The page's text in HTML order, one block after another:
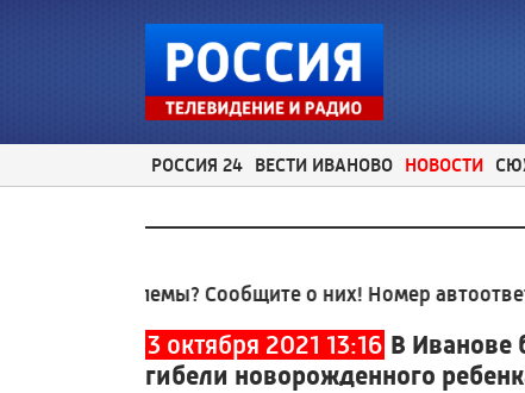
РОССИЯ 24 ВЕСТИ ИВАНОВО НОВОСТИ
проблемы? Сообщите о них! Номер автоответчика:
3 октября 2021 13:16 В Иванове
гибели новорожденного